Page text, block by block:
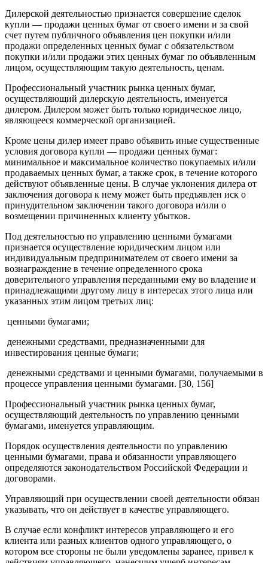
Дилерской деятельностью признается совершение сделок
купли — продажи ценных бумаг от своего имени и за свой
счет путем публичного объявления цен покупки и/или
продажи определенных ценных бумаг с обязательством
покупки и/или продажи этих ценных бумаг по объявленным
лицом, осуществляющим такую деятельность, ценам.
Профессиональный участник рынка ценных бумаг,
осуществляющий дилерскую деятельность, именуется
дилером. Дилером может быть только юридическое лицо,
являющееся коммерческой организацией.
Кроме цены дилер имеет право объявить иные существенные
условия договора купли — продажи ценных бумаг:
минимальное и максимальное количество покупаемых и/или
продаваемых ценных бумаг, а также срок, в течение которого
действуют объявленные цены. В случае уклонения дилера от
заключения договора к нему может быть предъявлен иск о
принудительном заключении такого договора и/или о
возмещении причиненных клиенту убытков.
Под деятельностью по управлению ценными бумагами
признается осуществление юридическим лицом или
индивидуальным предпринимателем от своего имени за
вознаграждение в течение определенного срока
доверительного управления переданными ему во владение и
принадлежащими другому лицу в интересах этого лица или
указанных этим лицом третьих лиц:
­ ценными бумагами;
­ денежными средствами, предназначенными для
инвестирования ценные бумаги;
­ денежными средствами и ценными бумагами, получаемыми в
процессе управления ценными бумагами. [30, 156]
Профессиональный участник рынка ценных бумаг,
осуществляющий деятельность по управлению ценными
бумагами, именуется управляющим.
Порядок осуществления деятельности по управлению
ценными бумагами, права и обязанности управляющего
определяются законодательством Российской Федерации и
договорами.
Управляющий при осуществлении своей деятельности обязан
указывать, что он действует в качестве управляющего.
В случае если конфликт интересов управляющего и его
клиента или разных клиентов одного управляющего, о
котором все стороны не были уведомлены заранее, привел к